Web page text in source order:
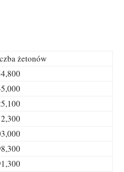
żetonów